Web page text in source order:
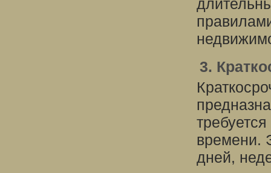
3.
времени.
дней,